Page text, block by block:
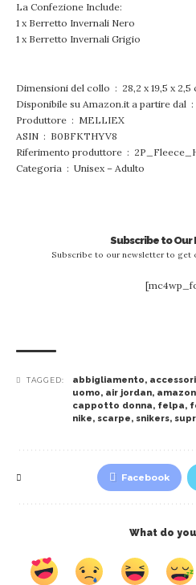
La Confezione Include:
1 x Berretto Invernali Nero
1 x Berretto Invernali Grigio
Dimensioni del collo ‏ : ‎ 28,2
Produttore ‏ : ‎ MELLIEX
ASIN ‏ : ‎ B0BFKTHYV8
Riferimento produttore ‏ :
Categoria ‏ : ‎ Unisex – Adulto
Subscribe to
Subscribe to our newsletter to get
TAGGED: abbigliamento, accessori
uomo, air jordan, amazon
cappotto donna, felpa,
nike, scarpe, snikers,
Facebook
What do